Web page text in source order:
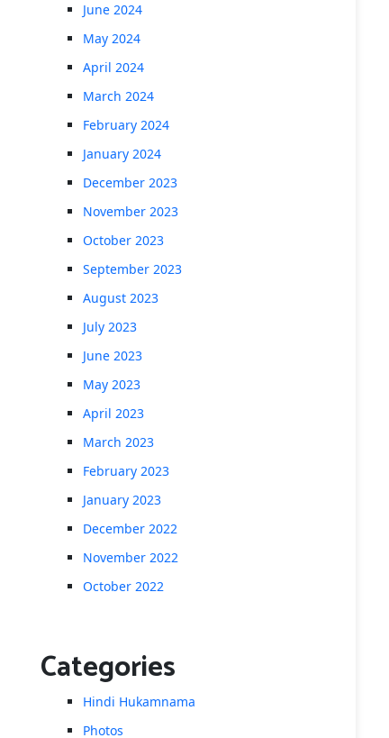
June 2024
May 2024
April 2024
March 2024
February 2024
January 2024
December 2023
November 2023
October 2023
September 2023
August 2023
July 2023
June 2023
May 2023
April 2023
March 2023
February 2023
January 2023
December 2022
November 2022
October 2022
Categories
Hindi Hukamnama
Photos